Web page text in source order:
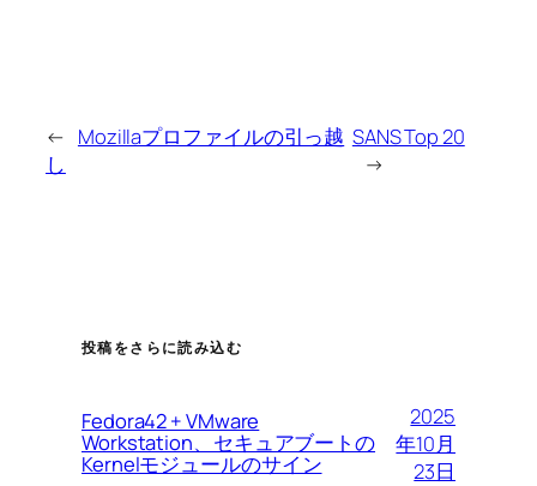
← Mozillaプロファイルの引っ越
し
SANS Top 20
→
投稿をさらに読み込む
Fedora42 + VMware
Workstation、セキュアブートの
Kernelモジュールのサイン
2025
年10月
23日